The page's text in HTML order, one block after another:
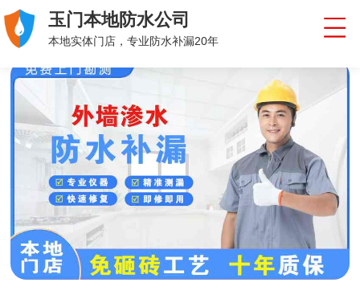
玉门本地防水公司
本地实体门店，专业防水补漏20年